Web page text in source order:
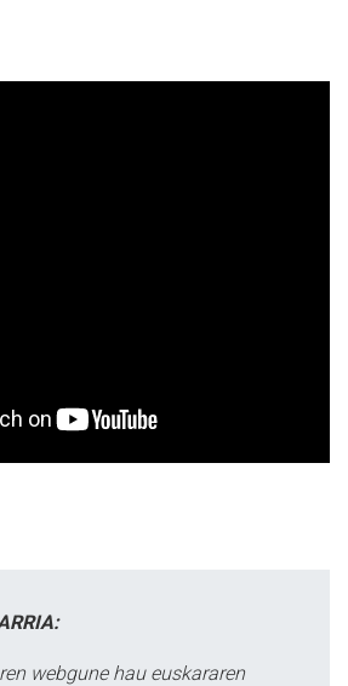
webgune hau euskararen